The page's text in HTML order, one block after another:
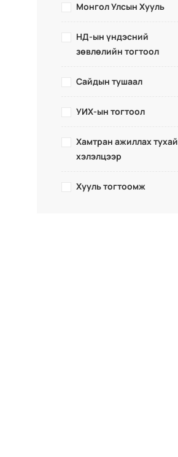
Монгол Улсын Хууль
НД-ын үндэсний
зөвлөлийн тогтоол
Сайдын тушаал
УИХ-ын тогтоол
Хамтран ажиллах тухай
хэлэлцээр
Хууль тогтоомж